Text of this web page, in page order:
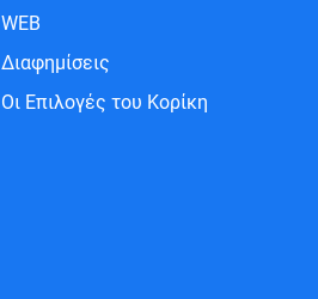
WEB
Διαφημίσεις
Οι Επιλογές του Κορίκη